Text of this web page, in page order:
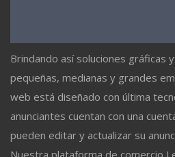
Brindando así soluciones gráficas
pequeñas, medianas y grandes
web está diseñado con última
anunciantes cuentan con una
pueden editar y actualizar su
Nuestra plataforma de comercio